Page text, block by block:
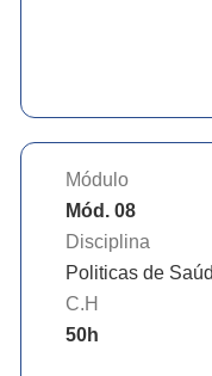
Módulo
Mód. 08
Disciplina
Politicas de
C.H
50h